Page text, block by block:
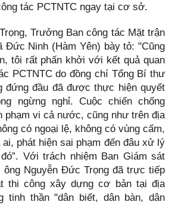
tác PCTNTC ngay tại cơ sở.
Trưởng Ban công tác Mặt trận
Đức Ninh (Hàm Yên) bày tỏ: "Cũng
tôi rất phấn khởi với kết quả quan
PCTNTC do đồng chí Tổng Bí thư
đứng đầu đã được thực hiện quyết
ngừng nghỉ. Cuộc chiến chống
phạm vi cả nước, cũng như trên địa
có ngoại lệ, không có vùng cấm,
phát hiện sai phạm đến đâu xử lý
Với trách nhiệm Ban Giám sát
ông Nguyễn Đức Trọng đã trực tiếp
thi công xây dựng cơ bản tại địa
tinh thần "dân biết, dân bàn, dân